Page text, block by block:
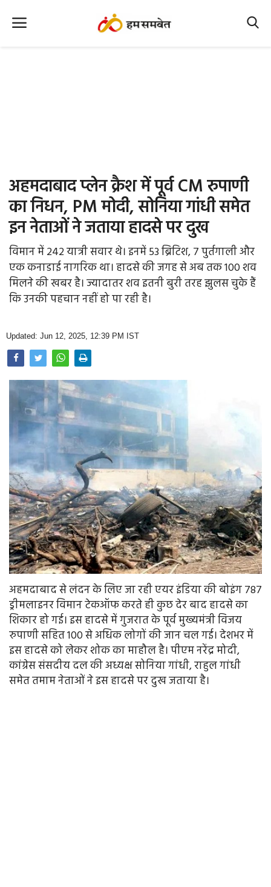
Office Office
Political Gossips
Farm & Food
Opinion
Photo Gallery
Home
अहमदाबाद प्लेन क्रैश में पूर्व CM रुपाणी
का निधन, PM मोदी, सोनिया गांधी समेत
इन नेताओं ने जताया हादसे पर दुख
विमान में 242 यात्री सवार थे। इनमें 53 ब्रिटिश, 7 पुर्तगाली और
एक कनाडाई नागरिक था। हादसे की जगह से अब तक 100 शव
मिलने की खबर है। ज्यादातर शव इतनी बुरी तरह झुलस चुके हैं
कि उनकी पहचान नहीं हो पा रही है।
Updated: Jun 12, 2025, 12:39 PM IST
अहमदाबाद से लंदन के लिए जा रही एयर इंडिया की बोइंग 787
ड्रीमलाइनर विमान टेकऑफ करते ही कुछ देर बाद हादसे का
शिकार हो गई। इस हादसे में गुजरात के पूर्व मुख्यमंत्री विजय
रुपाणी सहित 100 से अधिक लोगों की जान चल गई। देशभर में
इस हादसे को लेकर शोक का माहौल है। पीएम नरेंद्र मोदी,
कांग्रेस संसदीय दल की अध्यक्ष सोनिया गांधी, राहुल गांधी
समेत तमाम नेताओं ने इस हादसे पर दुख जताया है।